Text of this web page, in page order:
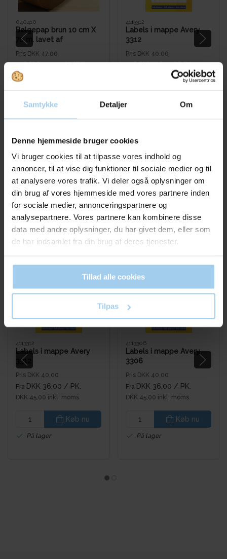
Samtykke Detaljer Om
Denne hjemmeside bruger cookies
Vi bruger cookies til at tilpasse vores indhold og
annoncer, til at vise dig funktioner til sociale medier og til
at analysere vores trafik. Vi deler også oplysninger om
din brug af vores hjemmeside med vores partnere inden
for sociale medier, annonceringspartnere og
analysepartnere. Vores partnere kan kombinere disse
data med andre oplysninger, du har givet dem, eller som
de har indsamlet fra din brug af deres tjenester.
Tillad alle cookies
Tilpas
040410
Bølgepap brun 10 cm X
70 m. lavet af
genbrugsmaterialer
Pris DKK 47,00
FraDKK 43,00/ RUL
DKK 53,75 inkl. moms
4113312
Labels i mappe Avery
3312
Pris DKK 40,00
FraDKK 36,00/ PK.
DKK 45,00 inkl. moms
Bestsellers in Mapper
Spar 10%
4113312
Labels i mappe Avery
3312
Pris DKK 40,00
Fra DKK 36,00 / PK.
DKK 45,00 inkl. moms
Køb nu
På lager
4113306
Labels i mappe Avery
3306
Pris DKK 40,00
Fra DKK 36,00 / PK.
DKK 45,00 inkl. moms
Køb nu
På lager